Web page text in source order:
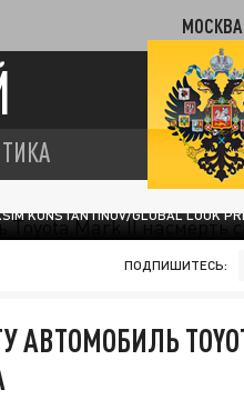
МОСКВА
KONSTANTINOV/GLOBAL LOOK
ПОДПИШИТЕСЬ:
АВТОМОБИЛЬ